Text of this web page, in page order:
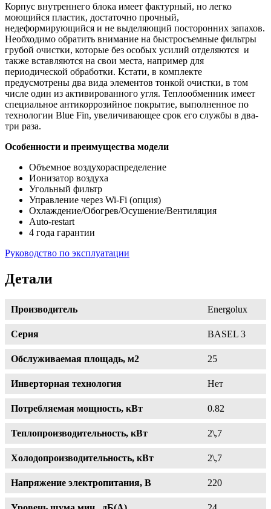
Корпус внутреннего блока имеет фактурный, но легко
моющийся пластик, достаточно прочный,
недеформирующийся и не выделяющий посторонних запахов.
Необходимо обратить внимание на быстросъемные фильтры
грубой очистки, которые без особых усилий отделяются и
также вставляются на свои места, например для
периодической обработки. Кстати, в комплекте
предусмотрены два вида элементов тонкой очистки, в том
числе один из активированного угля. Теплообменник имеет
специальное антикоррозийное покрытие, выполненное по
технологии Blue Fin, увеличивающее срок его службы в два-
три раза.
Особенности и преимущества модели
Объемное воздухораспределение
Ионизатор воздуха
Угольный фильтр
Управление через Wi-Fi (опция)
Охлаждение/Обогрев/Осушение/Вентиляция
Auto-restart
4 года гарантии
Руководство по эксплуатации
Детали
Производитель Energolux
Серия BASEL 3
Обслуживаемая площадь, м2 25
Инверторная технология Нет
Потребляемая мощность, кВт 0.82
Теплопроизводительность, кВт 2\,7
Холодопроизводительность, кВт 2\,7
Напряжение электропитания, В 220